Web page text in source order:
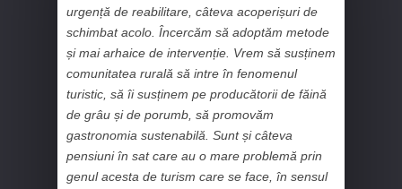
urgență de reabilitare, câteva acoperișuri de
schimbat acolo. Încercăm să adoptăm metode
și mai arhaice de intervenție. Vrem să susținem
comunitatea rurală să intre în fenomenul
turistic, să îi susținem pe producătorii de făină
de grâu și de porumb, să promovăm
gastronomia sustenabilă. Sunt și câteva
pensiuni în sat care au o mare problemă prin
genul acesta de turism care se face, în sensul